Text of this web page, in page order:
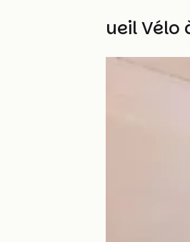
Autres Accueil